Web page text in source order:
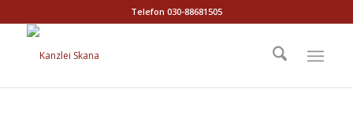
Telefon 030-88681505